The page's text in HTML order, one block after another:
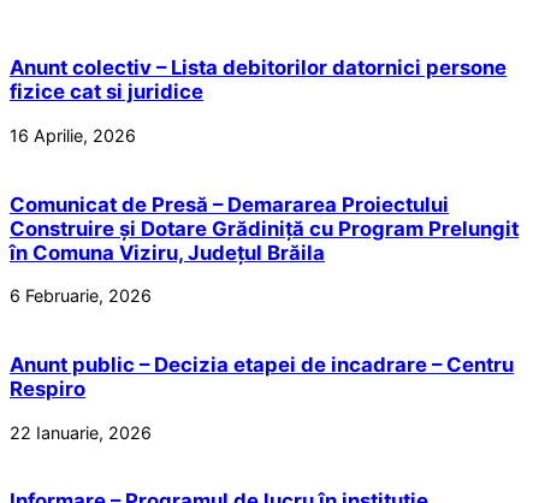
Anunt colectiv – Lista debitorilor datornici persone
fizice cat si juridice
16 Aprilie, 2026
Comunicat de Presă – Demararea Proiectului
Construire și Dotare Grădiniță cu Program Prelungit
în Comuna Viziru, Județul Brăila
6 Februarie, 2026
Anunt public – Decizia etapei de incadrare – Centru
Respiro
22 Ianuarie, 2026